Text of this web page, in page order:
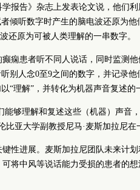
报告》杂志上发表论文说，他们
倾听数字时产生的脑电波还原为他
还原为可被人类理解的一串数字。
痫患者听不同人说话，同时监测
别人念0至9之间的数字，并记录他
“理解”，并转化为机器声音复述的
能够理解和复述这些（机器）声音
亚大学副教授尼马·麦斯加拉尼在
性进展。麦斯加拉尼团队未来计
将中风等说话能力受损的患者的想